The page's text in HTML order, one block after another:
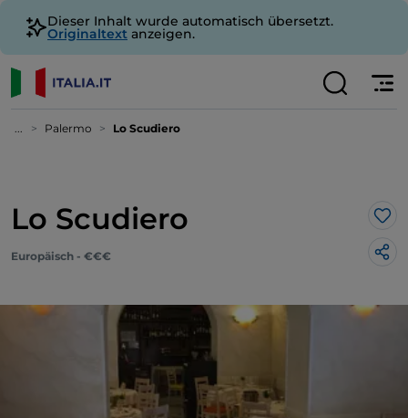
Dieser Inhalt wurde automatisch übersetzt.
Originaltext anzeigen.
... Palermo Lo Scudiero
Lo Scudiero
Europäisch - €€€